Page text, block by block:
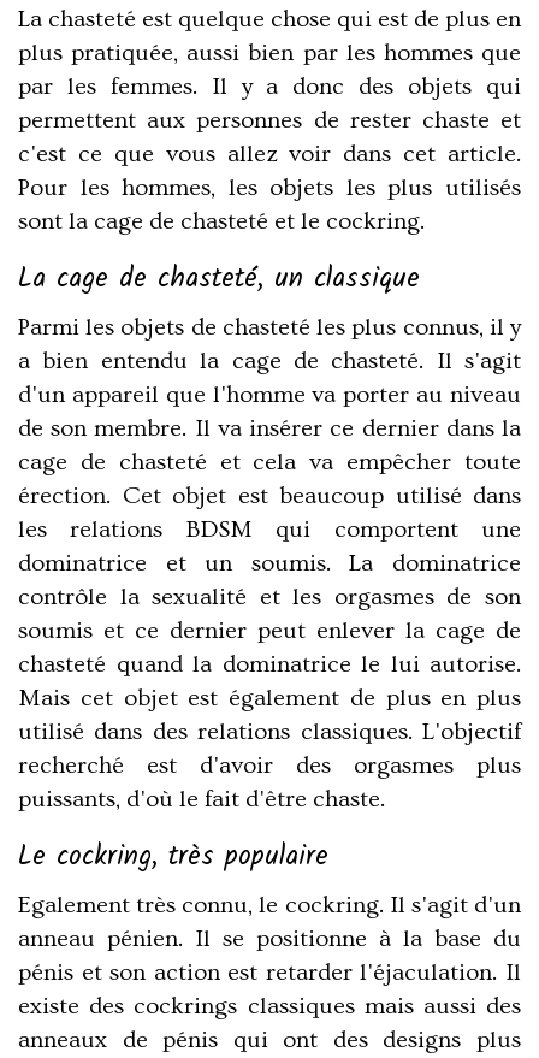
La chasteté est quelque chose qui est de plus en
plus pratiquée, aussi bien par les hommes que
par les femmes. Il y a donc des objets qui
permettent aux personnes de rester chaste et
c'est ce que vous allez voir dans cet article.
Pour les hommes, les objets les plus utilisés
sont la cage de chasteté et le cockring.
La cage de chasteté, un classique
Parmi les objets de chasteté les plus connus, il y
a bien entendu la cage de chasteté. Il s'agit
d'un appareil que l'homme va porter au niveau
de son membre. Il va insérer ce dernier dans la
cage de chasteté et cela va empêcher toute
érection. Cet objet est beaucoup utilisé dans
les relations BDSM qui comportent une
dominatrice et un soumis. La dominatrice
contrôle la sexualité et les orgasmes de son
soumis et ce dernier peut enlever la cage de
chasteté quand la dominatrice le lui autorise.
Mais cet objet est également de plus en plus
utilisé dans des relations classiques. L'objectif
recherché est d'avoir des orgasmes plus
puissants, d'où le fait d'être chaste.
Le cockring, très populaire
Egalement très connu, le cockring. Il s'agit d'un
anneau pénien. Il se positionne à la base du
pénis et son action est retarder l'éjaculation. Il
existe des cockrings classiques mais aussi des
anneaux de pénis qui ont des designs plus